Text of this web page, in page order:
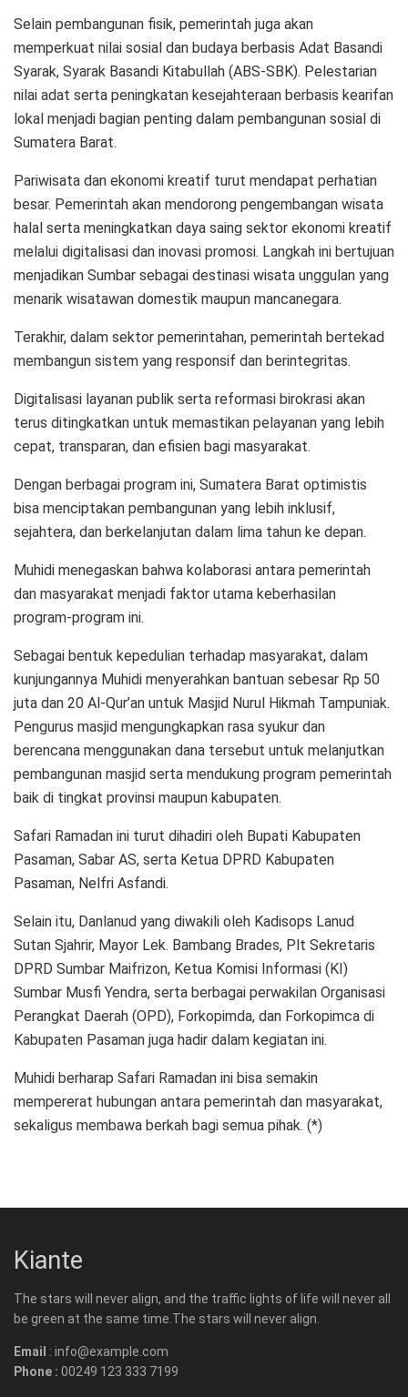
Selain pembangunan fisik, pemerintah juga akan
memperkuat nilai sosial dan budaya berbasis Adat Basandi
Syarak, Syarak Basandi Kitabullah (ABS-SBK). Pelestarian
nilai adat serta peningkatan kesejahteraan berbasis kearifan
lokal menjadi bagian penting dalam pembangunan sosial di
Sumatera Barat.
Pariwisata dan ekonomi kreatif turut mendapat perhatian
besar. Pemerintah akan mendorong pengembangan wisata
halal serta meningkatkan daya saing sektor ekonomi kreatif
melalui digitalisasi dan inovasi promosi. Langkah ini bertujuan
menjadikan Sumbar sebagai destinasi wisata unggulan yang
menarik wisatawan domestik maupun mancanegara.
Terakhir, dalam sektor pemerintahan, pemerintah bertekad
membangun sistem yang responsif dan berintegritas.
Digitalisasi layanan publik serta reformasi birokrasi akan
terus ditingkatkan untuk memastikan pelayanan yang lebih
cepat, transparan, dan efisien bagi masyarakat.
Dengan berbagai program ini, Sumatera Barat optimistis
bisa menciptakan pembangunan yang lebih inklusif,
sejahtera, dan berkelanjutan dalam lima tahun ke depan.
Muhidi menegaskan bahwa kolaborasi antara pemerintah
dan masyarakat menjadi faktor utama keberhasilan
program-program ini.
Sebagai bentuk kepedulian terhadap masyarakat, dalam
kunjungannya Muhidi menyerahkan bantuan sebesar Rp 50
juta dan 20 Al-Qur’an untuk Masjid Nurul Hikmah Tampuniak.
Pengurus masjid mengungkapkan rasa syukur dan
berencana menggunakan dana tersebut untuk melanjutkan
pembangunan masjid serta mendukung program pemerintah
baik di tingkat provinsi maupun kabupaten.
Safari Ramadan ini turut dihadiri oleh Bupati Kabupaten
Pasaman, Sabar AS, serta Ketua DPRD Kabupaten
Pasaman, Nelfri Asfandi.
Selain itu, Danlanud yang diwakili oleh Kadisops Lanud
Sutan Sjahrir, Mayor Lek. Bambang Brades, Plt Sekretaris
DPRD Sumbar Maifrizon, Ketua Komisi Informasi (KI)
Sumbar Musfi Yendra, serta berbagai perwakilan Organisasi
Perangkat Daerah (OPD), Forkopimda, dan Forkopimca di
Kabupaten Pasaman juga hadir dalam kegiatan ini.
Muhidi berharap Safari Ramadan ini bisa semakin
mempererat hubungan antara pemerintah dan masyarakat,
sekaligus membawa berkah bagi semua pihak. (*)
Kiante
The stars will never align, and the traffic lights of life will never all
be green at the same time.The stars will never align.
Email : info@example.com
Phone : 00249 123 333 7199